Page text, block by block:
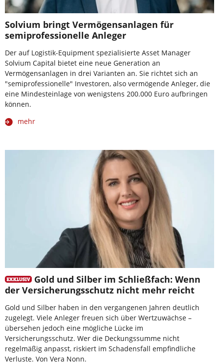
Solvium bringt Vermögensanlagen für
semiprofessionelle Anleger
Der auf Logistik-Equipment spezialisierte Asset Manager
Solvium Capital bietet eine neue Generation an
Vermögensanlagen in drei Varianten an. Sie richtet sich an
"semiprofessionelle" Investoren, also vermögende Anleger, die
eine Mindesteinlage von wenigstens 200.000 Euro aufbringen
können.
mehr
Gold und Silber im Schließfach: Wenn
der Versicherungsschutz nicht mehr reicht
Gold und Silber haben in den vergangenen Jahren deutlich
zugelegt. Viele Anleger freuen sich über Wertzuwächse –
übersehen jedoch eine mögliche Lücke im
Versicherungsschutz. Wer die Deckungssumme nicht
regelmäßig anpasst, riskiert im Schadensfall empfindliche
Verluste. Von Vera Nonn.